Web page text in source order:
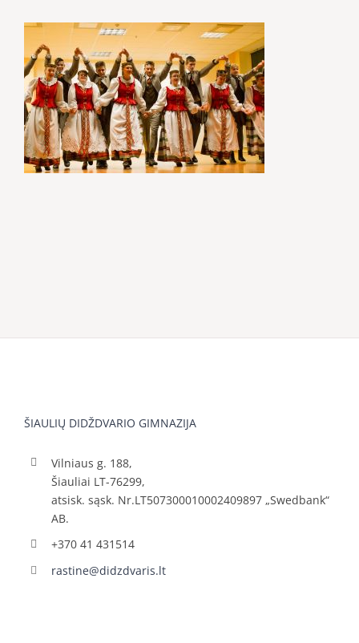
ŠIAULIŲ DIDŽDVARIO GIMNAZIJA
Vilniaus g. 188,
Šiauliai LT-76299,
atsisk. sąsk. Nr.LT507300010002409897 „Swedbank“
AB.
+370 41 431514
rastine@didzdvaris.lt